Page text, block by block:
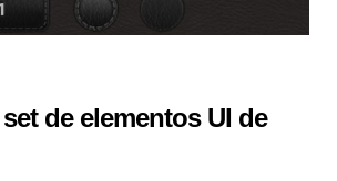
de elementos UI de